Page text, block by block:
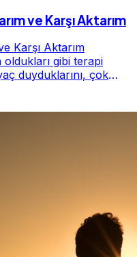
ve Karşı Aktarım
Karşı Aktarım
gibi terapi
duyduklarını, çok